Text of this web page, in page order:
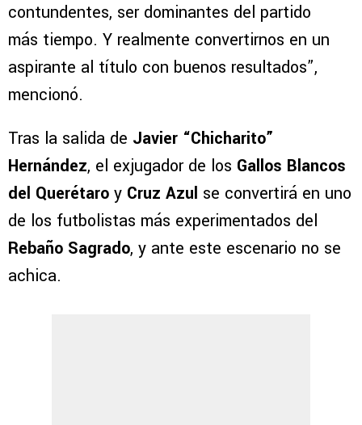
contundentes, ser dominantes del partido
más tiempo. Y realmente convertirnos en un
aspirante al título con buenos resultados”,
mencionó.
Tras la salida de Javier “Chicharito”
Hernández, el exjugador de los Gallos Blancos
del Querétaro y Cruz Azul se convertirá en uno
de los futbolistas más experimentados del
Rebaño Sagrado, y ante este escenario no se
achica.